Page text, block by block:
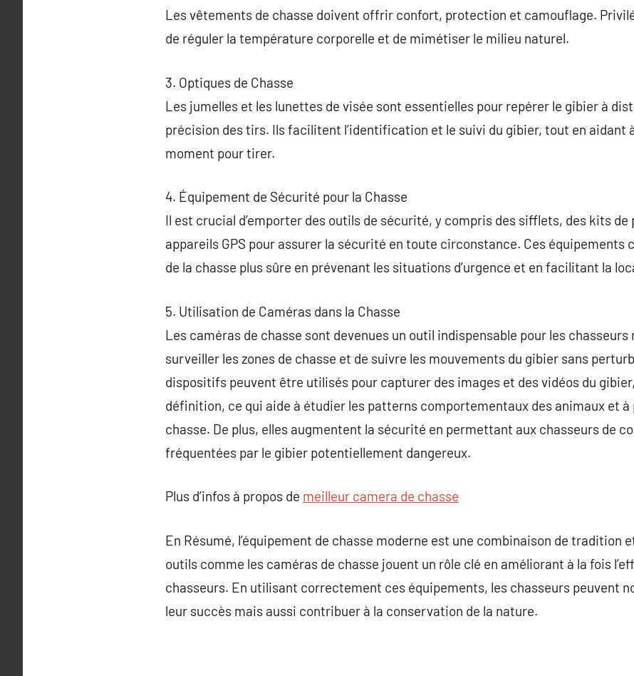
Les vêtements de chasse doivent offrir confort, protection et camouflage.
de réguler la température corporelle et de mimétiser le milieu naturel.
3. Optiques de Chasse
Les jumelles et les lunettes de visée sont essentielles pour repérer le gibier à
précision des tirs. Ils facilitent l’identification et le suivi du gibier, tout en aidant
moment pour tirer.
4. Équipement de Sécurité pour la Chasse
Il est crucial d’emporter des outils de sécurité, y compris des sifflets, des kits
appareils GPS pour assurer la sécurité en toute circonstance. Ces équipements
de la chasse plus sûre en prévenant les situations d’urgence et en facilitant la
5. Utilisation de Caméras dans la Chasse
Les caméras de chasse sont devenues un outil indispensable pour les
surveiller les zones de chasse et de suivre les mouvements du gibier sans
dispositifs peuvent être utilisés pour capturer des images et des vidéos du
définition, ce qui aide à étudier les patterns comportementaux des animaux et
chasse. De plus, elles augmentent la sécurité en permettant aux chasseurs de
fréquentées par le gibier potentiellement dangereux.
Plus d’infos à propos de meilleur camera de chasse
En Résumé, l’équipement de chasse moderne est une combinaison de tradition
outils comme les caméras de chasse jouent un rôle clé en améliorant à la fois
chasseurs. En utilisant correctement ces équipements, les chasseurs peuvent
leur succès mais aussi contribuer à la conservation de la nature.